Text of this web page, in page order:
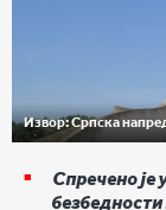
Извор:Српска
Спречено је